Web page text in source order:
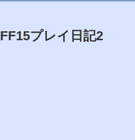
プレイ日記2